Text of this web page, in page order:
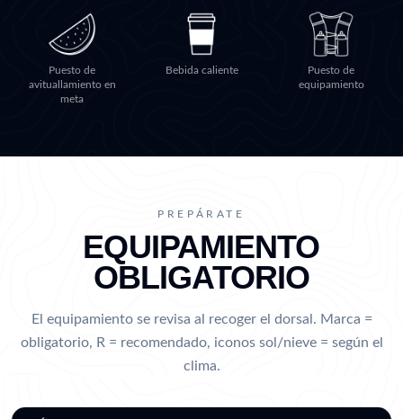
Puesto de
avituallamiento en
meta
Bebida caliente
Puesto de
equipamiento
PREPÁRATE
EQUIPAMIENTO
OBLIGATORIO
El equipamiento se revisa al recoger el dorsal. Marca =
obligatorio, R = recomendado, iconos sol/nieve = según el
clima.